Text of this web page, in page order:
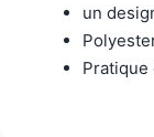
un